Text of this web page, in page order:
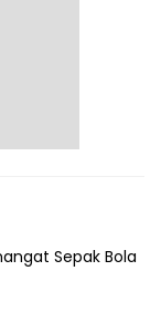
Sepak Bola